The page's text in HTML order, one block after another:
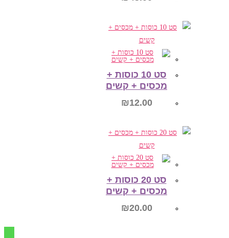
הוספה לסל
סט 10 כוסות +
מכסים + קשים
₪12.00
הוספה לסל
סט 20 כוסות +
מכסים + קשים
₪20.00